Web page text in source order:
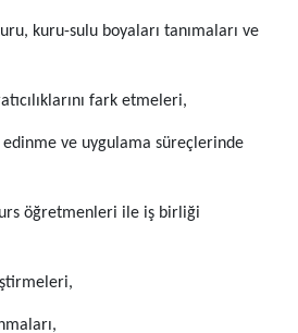
kuru-sulu boyaları tanımaları ve
fark etmeleri,
ve uygulama süreçlerinde
öğretmenleri ile iş birliği